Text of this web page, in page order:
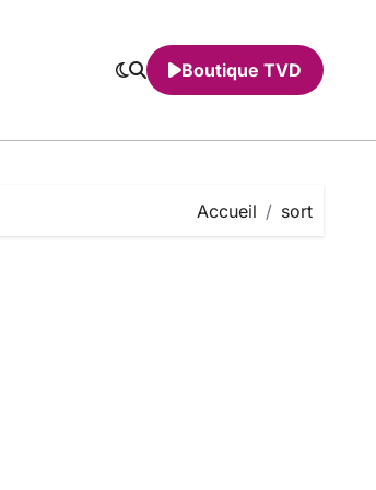
Boutique TVD
Accueil sort